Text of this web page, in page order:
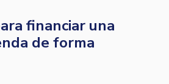
financiar una
de forma